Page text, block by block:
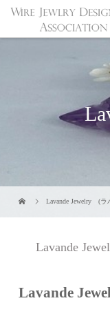
Lavande Jewelry (ラ
Lavande
Lavande